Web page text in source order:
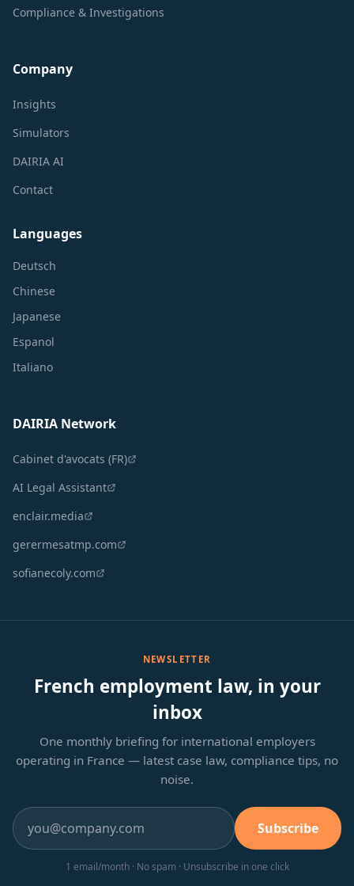
Compliance & Investigations
Company
Insights
Simulators
DAIRIA AI
Contact
Languages
Deutsch
Chinese
Japanese
Espanol
Italiano
DAIRIA Network
Cabinet d'avocats (FR)
AI Legal Assistant
enclair.media
gerermesatmp.com
sofianecoly.com
NEWSLETTER
French employment law, in your
inbox
One monthly briefing for international employers
operating in France — latest case law, compliance tips, no
noise.
Subscribe
1 email/month · No spam · Unsubscribe in one click